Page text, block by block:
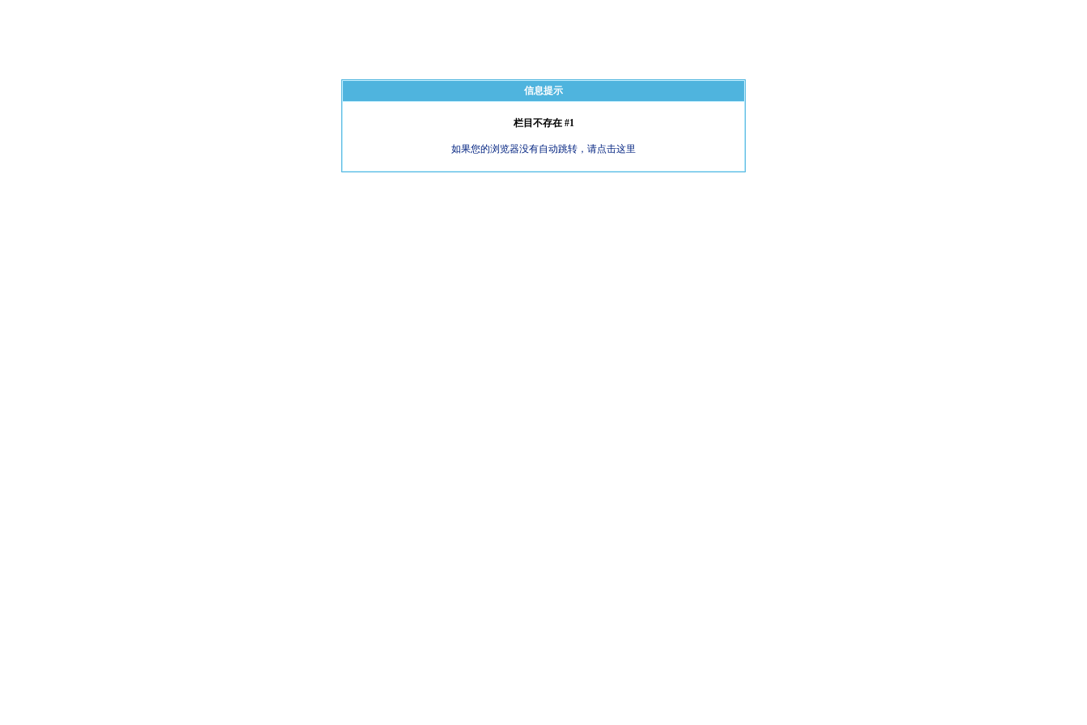
信息提示
栏目不存在 #1
如果您的浏览器没有自动跳转，请点击这里